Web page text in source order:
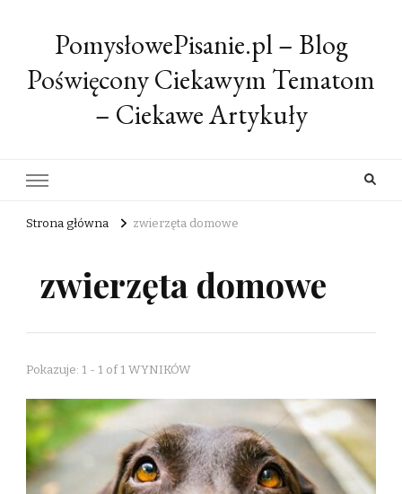
PomysłowePisanie.pl – Blog
Poświęcony Ciekawym Tematom
– Ciekawe Artykuły
Strona główna zwierzęta domowe
zwierzęta domowe
Pokazuje: 1 - 1 of 1 WYNIKÓW